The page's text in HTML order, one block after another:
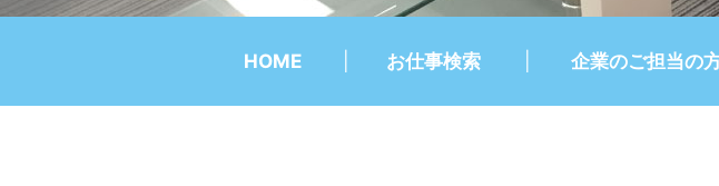
HOME お仕事検索 企業のご担当の